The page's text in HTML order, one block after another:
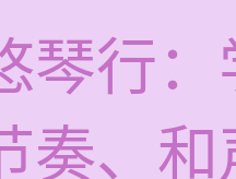
琴行
奏、